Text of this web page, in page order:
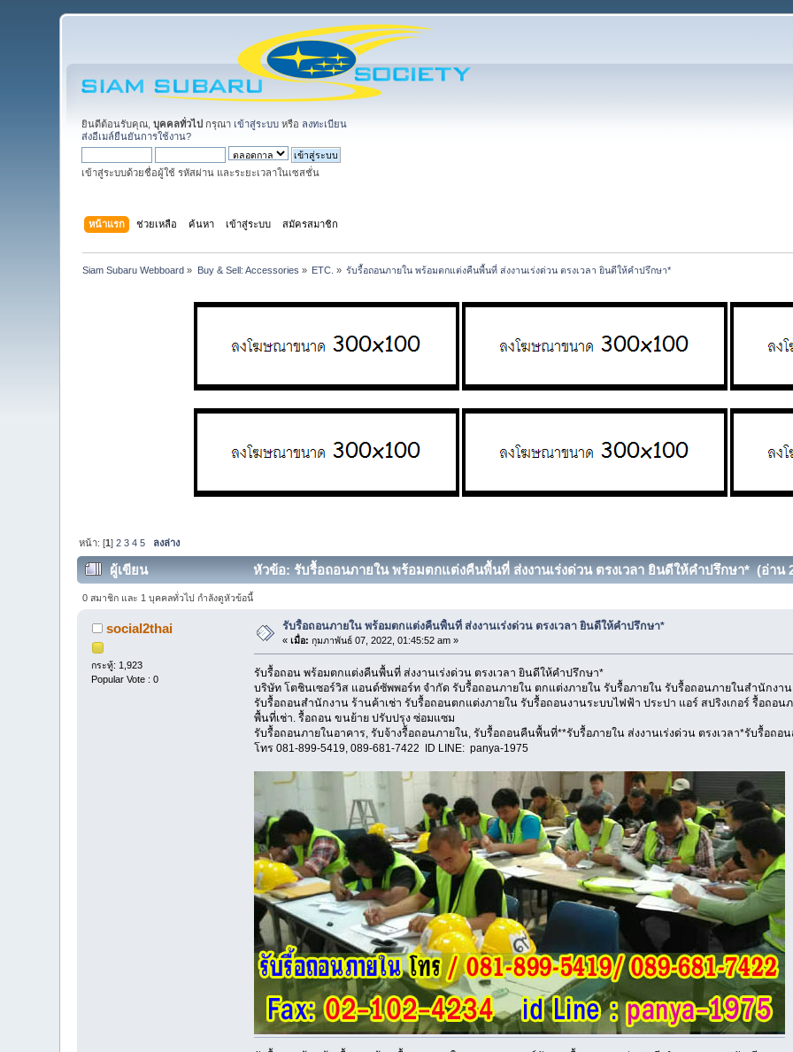
ยินดีต้อนรับคุณ,บุคคลทั่วไป กรุณา เข้าสู่ระบบ หรือ ลงทะเบียน
ส่งอีเมล์ยืนยันการใช้งาน?
เข้าสู่ระบบด้วยชื่อผู้ใช้ รหัสผ่าน และระยะเวลาในเซสชั่น
หน้าแรก ช่วยเหลือ ค้นหา เข้าสู่ระบบ สมัครสมาชิก
Siam Subaru Webboard » Buy & Sell: Accessories » ETC. » รับรื้อถอนภายใน พร้อมตกแต่งคืนพื้นที่ ส่งงานเร่งด่วน ตรงเวลา ยินดีให้คำปรึกษา*
หน้า: [1]2 3 4 5 ลงล่าง
ผู้เขียน หัวข้อ: รับรื้อถอนภายใน พร้อมตกแต่งคืนพื้นที่ ส่งงานเร่งด่วน ตรงเวลา ยินดีให้คำปรึกษา* (อ่าน
0 สมาชิก และ 1 บุคคลทั่วไป กำลังดูหัวข้อนี้
social2thai
กระทู้: 1,923
Popular Vote : 0
รับรื้อถอนภายใน พร้อมตกแต่งคืนพื้นที่ ส่งงานเร่งด่วน ตรงเวลา ยินดีให้คำปรึกษา*
«เมื่อ: กุมภาพันธ์ 07, 2022, 01:45:52 am »
รับรื้อถอน พร้อมตกแต่งคืนพื้นที่ ส่งงานเร่งด่วน ตรงเวลา ยินดีให้คำปรึกษา*
บริษัท โตชินเซอร์วิส แอนด์ซัพพอร์ท จำกัด รับรื้อถอนภายใน ตกแต่งภายใน รับรื้อภายใน รับรื้อถอนภายในสำนักงา
รับรื้อถอนสำนักงาน ร้านค้าเช่า รับรื้อถอนตกแต่งภายใน รับรื้อถอนงานระบบไฟฟ้า ประปา แอร์ สปริงเกอร์ รื้อถอ
พื้นที่เช่า. รื้อถอน ขนย้าย ปรับปรุง ซ่อมแซม
รับรื้อถอนภายในอาคาร, รับจ้างรื้อถอนภายใน, รับรื้อถอนคืนพื้นที่**รับรื้อภายใน ส่งงานเร่งด่วน ตรงเวลา*รับรื้อถ
โทร 081-899-5419, 089-681-7422 ID LINE: panya-1975